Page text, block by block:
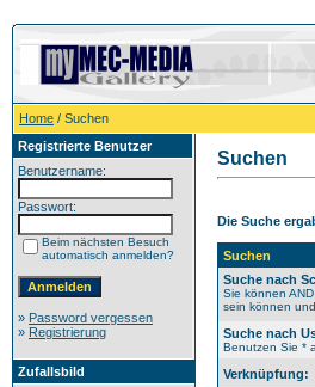
Home / Suchen
Registrierte Benutzer
Benutzername:
Passwort:
Beim nächsten Besuch
automatisch anmelden?
» Password vergessen
» Registrierung
Zufallsbild
Suchen
Die Suche
Suchen
Suche nach
Sie können
sein können
Suche nach
Benutzen Sie *
Verknüpfung: